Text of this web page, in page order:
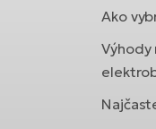
Ako
Výhody